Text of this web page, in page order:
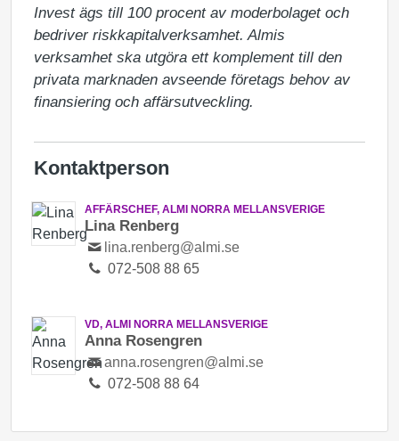
Invest ägs till 100 procent av moderbolaget och
bedriver riskkapitalverksamhet. Almis
verksamhet ska utgöra ett komplement till den
privata marknaden avseende företags behov av
finansiering och affärsutveckling.
Kontaktperson
AFFÄRSCHEF, ALMI NORRA MELLANSVERIGE
Lina Renberg
lina.renberg@almi.se
072-508 88 65
VD, ALMI NORRA MELLANSVERIGE
Anna Rosengren
anna.rosengren@almi.se
072-508 88 64